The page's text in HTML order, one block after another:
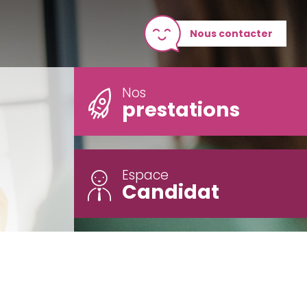
Nous contacter
Nos
prestations
Espace
Candidat